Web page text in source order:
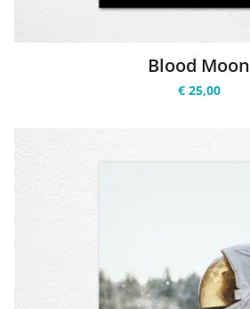
Blood Moon
€ 25,00